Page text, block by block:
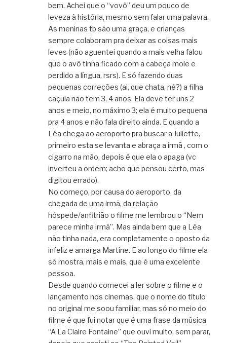
bem. Achei que o “vovô” deu um pouco de
leveza à história, mesmo sem falar uma palavra.
As meninas tb são uma graça, e crianças
sempre colaboram pra deixar as coisas mais
leves (não aguentei quando a mais velha falou
que o avô tinha ficado com a cabeça mole e
perdido a língua, rsrs). E só fazendo duas
pequenas correções (ai, que chata, né?) a filha
caçula não tem 3, 4 anos. Ela deve ter uns 2
anos e meio, no máximo 3; ela é muito pequena
pra 4 anos e não fala direito ainda. E quando a
Léa chega ao aeroporto pra buscar a Juliette,
primeiro esta se levanta e abraça a irmã , com o
cigarro na mão, depois é que ela o apaga (vc
inverteu a ordem; acho que pensou certo, mas
digitou errado).
No começo, por causa do aeroporto, da
chegada de uma irmã, da relação
hóspede/anfitrião o filme me lembrou o “Nem
parece minha irmã”. Mas ainda bem que a Léa
não tinha nada, era completamente o oposto da
infeliz e amarga Martine. E ao longo do filme ela
só mostra, mais e mais, que é uma excelente
pessoa.
Desde quando comecei a ler sobre o filme e o
lançamento nos cinemas, que o nome do título
no original me soou familiar, mas só no meio do
filme é que fui notar que é uma frase da música
“A La Claire Fontaine” que ouvi muito, sem parar,